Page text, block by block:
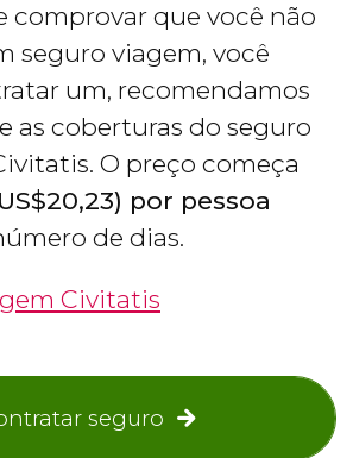
comprovar que você não
seguro viagem, você
um, recomendamos
as coberturas do seguro
O preço começa
US$20,23) por pessoa
de dias.
Civitatis
seguro